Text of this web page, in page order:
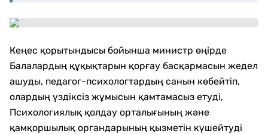
Кеңес қорытындысы бойынша министр өңірде
Балалардың құқықтарын қорғау басқармасын жедел
ашуды, педагог-психологтардың санын көбейтіп,
олардың үздіксіз жұмысын қамтамасыз етуді,
Психологиялық қолдау орталығының және
қамқоршылық органдарының қызметін күшейтуді